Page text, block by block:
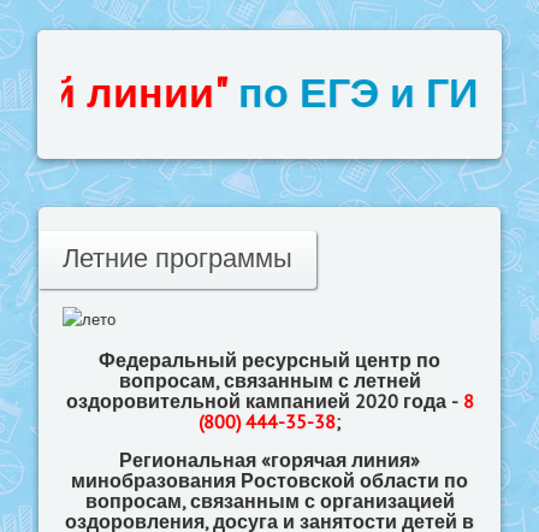
по ЕГЭ и ГИА, и по
Летние программы
Федеральный ресурсный центр по
вопросам, связанным с летней
оздоровительной кампанией 2020 года - 8
(800) 444-35-38;
Региональная «горячая линия»
минобразования Ростовской области по
вопросам, связанным с организацией
оздоровления, досуга и занятости детей в